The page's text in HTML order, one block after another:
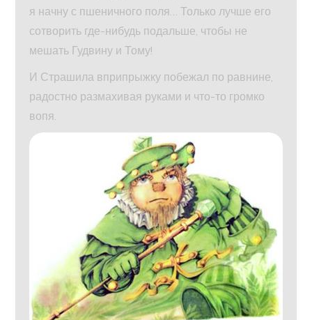
я начну с пшеничного поля… Только лучше его
сотворить где-нибудь подальше, чтобы не
мешать Гудвину и Тому!
И Страшила вприпрыжку побежал по равнине,
радостно размахивая руками и что-то громко
вопя.